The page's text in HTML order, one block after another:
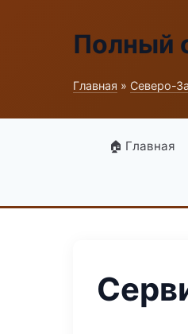
Полный
Главная » Северо-
🏠 Главная